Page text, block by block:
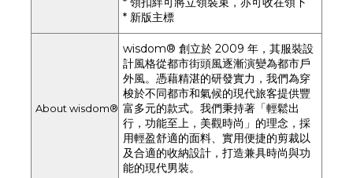
* 新版主標
Aboutwisdom®
wisdom® 創立於 2009 年，其服裝設
計風格從都市街頭風逐漸演變為都市戶
外風。憑藉精湛的研發實力，我們為穿
梭於不同都市和氣候的現代旅客提供豐
富多元的款式。我們秉持著「輕鬆出
行，功能至上，美觀時尚」的理念，採
用輕盈舒適的面料、實用便捷的剪裁以
及合適的收納設計，打造兼具時尚與功
能的現代男裝。